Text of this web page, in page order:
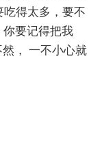
得太多，要不
你要记得把我
， 一不小心就